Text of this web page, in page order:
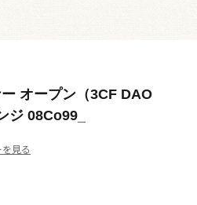
オープン（3CF DAO
ジ 08Co99_
見る